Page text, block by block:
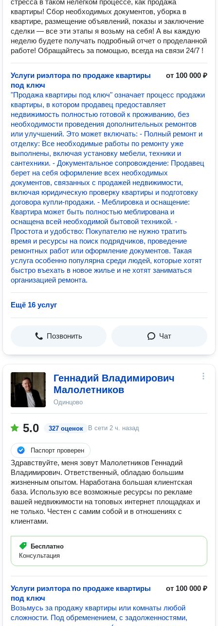
стресса в таком нелегком процессе, как продажа
квартиры! Сбор необходимых документов, уборка в
квартире, размещение объявлений, показы и заключение
сделки — все эти этапы я возьму на себя! А вы каждую
неделю будете получать подробный отчет о проделанной
работе! Обращайтесь за помощью, всегда на связи 24/7 !
Услуги риэлтора по продаже квартиры
под ключ
от 100 000 ₽
"Продажа квартиры под ключ" означает процесс продажи
квартиры, в котором продавец предоставляет
недвижимость полностью готовой к проживанию, без
необходимости проведения дополнительных ремонтов
или улучшений. Это может включать: - Полный ремонт и
отделку: Все необходимые работы по ремонту уже
выполнены, включая установку мебели, техники и
сантехники. - Документальное сопровождение: Продавец
берет на себя оформление всех необходимых
документов, связанных с продажей недвижимости,
включая юридическую проверку квартиры и подготовку
договора купли-продажи. - Меблировка и оснащение:
Квартира может быть полностью меблирована и
оснащена всей необходимой бытовой техникой. -
Простота и удобство: Покупателю не нужно тратить
время и ресурсы на поиск подрядчиков, проведение
ремонтных работ или оформление документов. Такая
услуга особенно популярна среди людей, которые хотят
быстро въехать в новое жилье и не хотят заниматься
организацией ремонта.
Ещё 16 услуг
Позвонить Чат
Геннадий Владимирович
Малолетников
Одинцово
5.0 327 оценок В сети 2 ч. назад
Паспорт проверен
Здравствуйте, меня зовут Малолетников Геннадий
Владимирович. Ответственный, обладаю большим
жизненным опытом. Наработана большая клиентская
база. Использую все возможные ресурсы по рекламе
вашей недвижимости на топовых интернет площадках и
не только. Честен с самим собой и в отношениях с
клиентами.
Бесплатно
Консультация
Услуги риэлтора по продаже квартиры
под ключ
от 100 000 ₽
Возьмусь за продажу квартиры или комнаты любой
сложности. Под обременением, с задолженностями,